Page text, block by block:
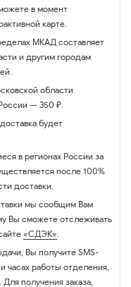
в момент
карте.
МКАД составляет
и другим городам
области
— 350 ₽.
доставка будет
в регионах России за
после 100%
доставки.
мы сообщим Вам
Вы сможете отслеживать
«СДЭК».
Вы получите SMS-
часах работы отделения,
получения заказа,